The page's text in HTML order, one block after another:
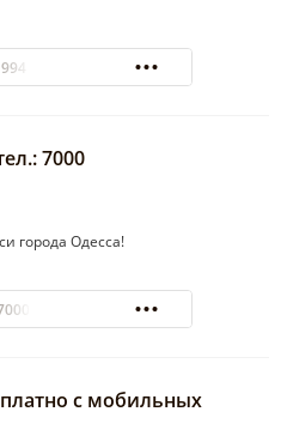
994
7000
города Одесса!
с мобильных